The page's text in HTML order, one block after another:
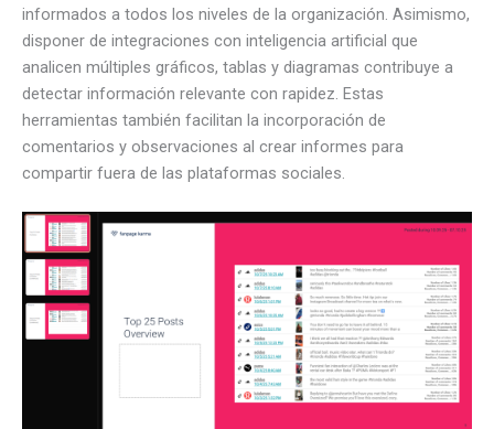
informados a todos los niveles de la organización. Asimismo,
disponer de integraciones con inteligencia artificial que
analicen múltiples gráficos, tablas y diagramas contribuye a
detectar información relevante con rapidez. Estas
herramientas también facilitan la incorporación de
comentarios y observaciones al crear informes para
compartir fuera de las plataformas sociales.